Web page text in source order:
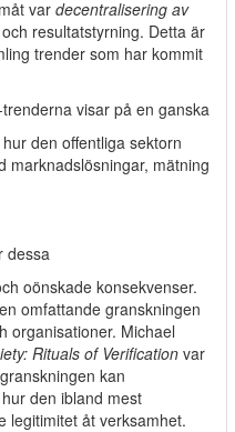
var decentralisering av
resultatstyrning. Detta är
trender som har kommit
visar på en ganska
den offentliga sektorn
marknadslösningar, mätning
dessa
oönskade konsekvenser.
omfattande granskningen
organisationer. Michael
Rituals of Verificationvar
kan
den ibland mest
legitimitet åt verksamhet.